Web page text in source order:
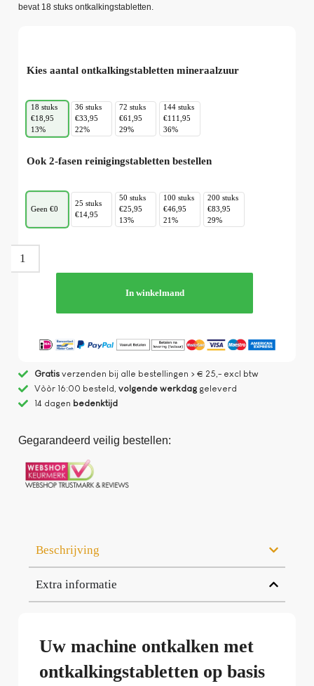
bevat 18 stuks ontkalkingstabletten.
Kies aantal ontkalkingstabletten mineraalzuur
18 stuks
€18,95
13%
36 stuks
€33,95
22%
72 stuks
€61,95
29%
144 stuks
€111,95
36%
Ook 2-fasen reinigingstabletten bestellen
Geen €0
25 stuks
€14,95
50 stuks
€25,95
13%
100 stuks
€46,95
21%
200 stuks
€83,95
29%
In winkelmand
Gratisverzenden bij alle bestellingen > € 25,- excl btw
Vòòr 16:00 besteld, volgende werkdaggeleverd
14 dagen bedenktijd
Gegarandeerd veilig bestellen:
Beschrijving
Extra informatie
Uw machine ontkalken met
ontkalkingstabletten op basis